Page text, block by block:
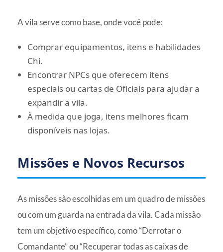
A vila serve como base, onde você pode:
Comprar equipamentos, itens e habilidades
Chi.
Encontrar NPCs que oferecem itens
especiais ou cartas de Oficiais para ajudar a
expandir a vila.
À medida que joga, itens melhores ficam
disponíveis nas lojas.
Missões e Novos Recursos
As missões são escolhidas em um quadro de missões
ou com um guarda na entrada da vila. Cada missão
tem um objetivo específico, como “Derrotar o
Comandante” ou “Recuperar todas as caixas de